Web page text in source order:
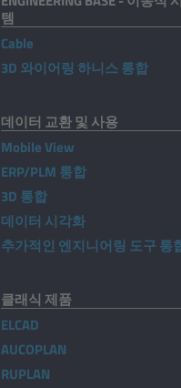
템
Cable
3D 와이어링 하니스 통합
데이터 교환 및 사용
Mobile View
ERP/PLM 통합
3D 통합
데이터 시각화
추가적인 엔지니어링 도구 통
클래식 제품
ELCAD
AUCOPLAN
RUPLAN